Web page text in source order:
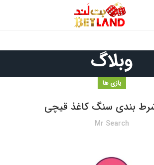
وبلاگ
بازی ها
بندی سنگ کاغذ قیچی
Mr Search